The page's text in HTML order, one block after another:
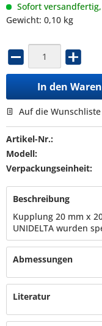
Sofort
Gewicht: 0,10 kg
In den
Auf die Wunschliste
Artikel-Nr.:
Modell:
Verpackungseinheit:
Beschreibung
Kupplung 20 mm x
UNIDELTA wurden
Abmessungen
Literatur